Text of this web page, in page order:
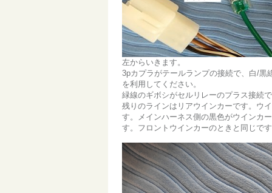
左からいきます。
3pカプラがテールランプの接続で、白/
を利用してください。
緑線のギボシがセルリレーのプラス接続
残りのラインはリアウインカーです。ウ
す。メインハーネス側の黒色がウインカ
す。フロントウインカーのときと同じで